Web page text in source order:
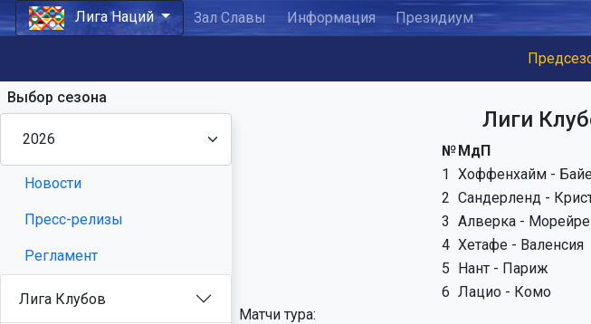
Лига Наций Зал Славы Информация Президиум
Выбор сезона
Новости
Пресс-релизы
Регламент
Лига Клубов
Лиги
№МдП
1 Хоффенхайм -
2 Сандерленд -
3 Алверка -
4 Хетафе - Валенсия
5 Нант - Париж
6 Лацио - Комо
Матчи тура: